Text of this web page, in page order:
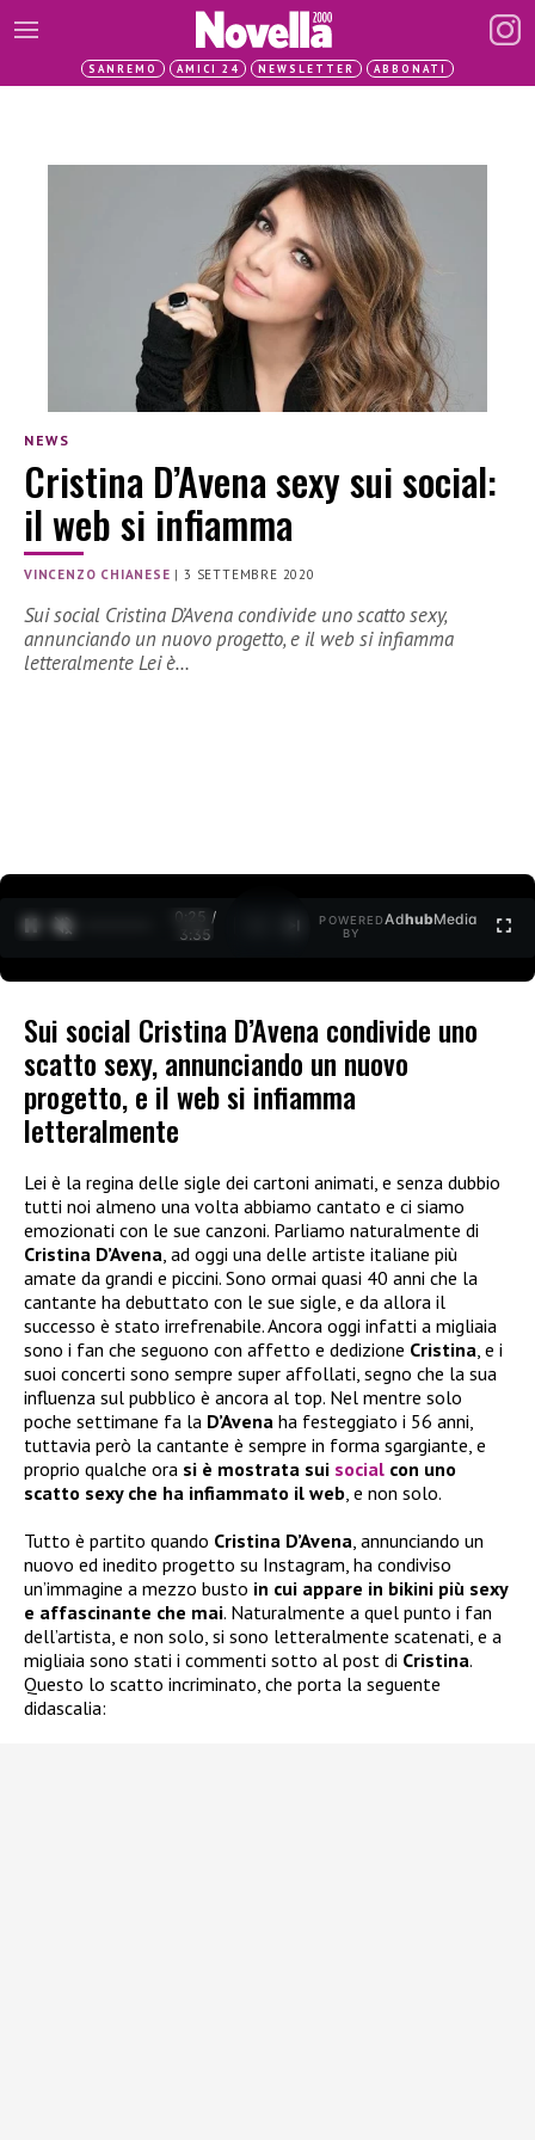
SANREMO AMICI 24 NEWSLETTER ABBONATI
NEWS
Cristina D’Avena sexy sui social:
il web si infiamma
VINCENZO CHIANESE |3 SETTEMBRE 2020
Sui social Cristina D’Avena condivide uno scatto sexy,
annunciando un nuovo progetto, e il web si infiamma
letteralmente Lei è…
0:25 /
3:35
POWERED
BY
AdhubMedia
Sui social Cristina D’Avena condivide uno
scatto sexy, annunciando un nuovo
progetto, e il web si infiamma
letteralmente
Lei è la regina delle sigle dei cartoni animati, e senza dubbio
tutti noi almeno una volta abbiamo cantato e ci siamo
emozionati con le sue canzoni. Parliamo naturalmente di
Cristina D’Avena, ad oggi una delle artiste italiane più
amate da grandi e piccini. Sono ormai quasi 40 anni che la
cantante ha debuttato con le sue sigle, e da allora il
successo è stato irrefrenabile. Ancora oggi infatti a migliaia
sono i fan che seguono con affetto e dedizione Cristina, e i
suoi concerti sono sempre super affollati, segno che la sua
influenza sul pubblico è ancora al top. Nel mentre solo
poche settimane fa la D’Avena ha festeggiato i 56 anni,
tuttavia però la cantante è sempre in forma sgargiante, e
proprio qualche ora si è mostrata sui social con uno
scatto sexy che ha infiammato il web, e non solo.
Tutto è partito quando Cristina D’Avena, annunciando un
nuovo ed inedito progetto su Instagram, ha condiviso
un’immagine a mezzo busto in cui appare in bikini più sexy
e affascinante che mai. Naturalmente a quel punto i fan
dell’artista, e non solo, si sono letteralmente scatenati, e a
migliaia sono stati i commenti sotto al post di Cristina.
Questo lo scatto incriminato, che porta la seguente
didascalia: